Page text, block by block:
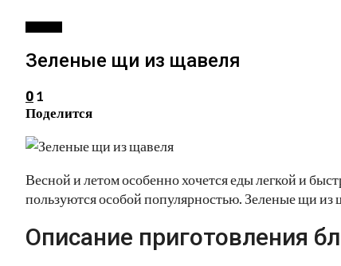
Зеленые щи из щавеля
0 1
Поделится
Весной и летом особенно хочется еды легкой и
пользуются особой популярностью. Зеленые щи из
Описание приготовления